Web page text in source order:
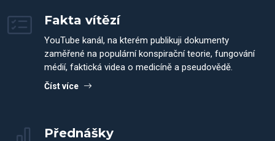
Fakta vítězí
YouTube kanál, na kterém publikuji dokumenty
zaměřené na populární konspirační teorie, fungování
médií, faktická videa o medicíně a pseudovědě.
Číst více
Přednášky